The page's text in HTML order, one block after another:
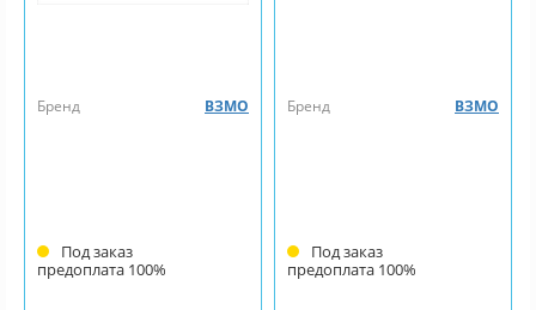
Бренд ВЗМО
Под заказ
предоплата 100%
Бренд ВЗМО
Под заказ
предоплата 100%